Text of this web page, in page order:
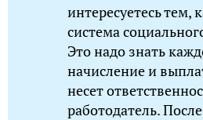
интересуетесь тем,
система
Это надо знать
начисление и
несет
работодатель.